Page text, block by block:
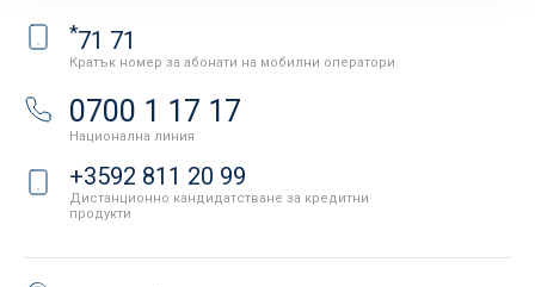
*71 71
Кратък номер за абонати на мобилни оператори
0700 1 17 17
Национална линия
+3592 811 20 99
Дистанционно кандидатстване за кредитни
продукти